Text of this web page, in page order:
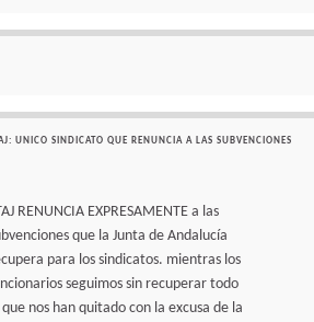
UNICO SINDICATO QUE RENUNCIA A LAS SUBVENCIONES
RENUNCIA EXPRESAMENTE a las
que la Junta de Andalucía
para los sindicatos. mientras los
seguimos sin recuperar todo
que nos han quitado con la excusa de la